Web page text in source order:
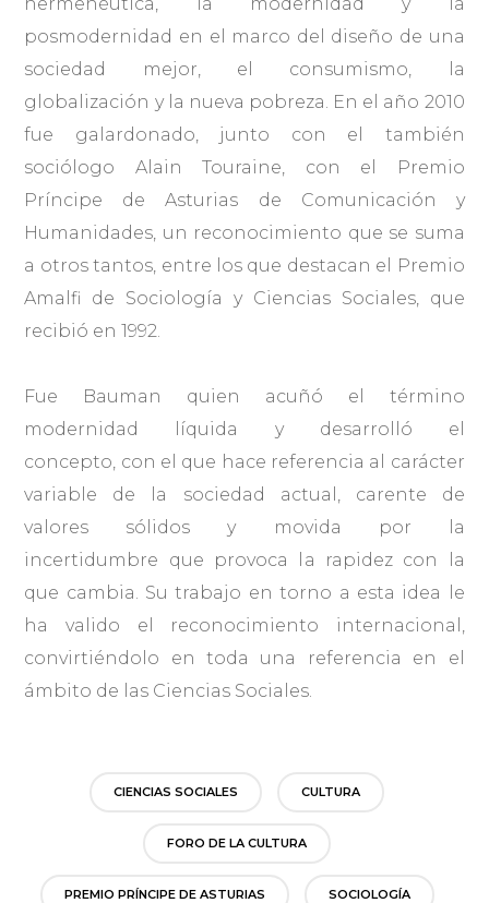
posmodernidad en el marco del diseño de una
sociedad mejor, el consumismo, la
globalización y la nueva pobreza. En el año 2010
fue galardonado, junto con el también
sociólogo Alain Touraine, con el Premio
Príncipe de Asturias de Comunicación y
Humanidades, un reconocimiento que se suma
a otros tantos, entre los que destacan el Premio
Amalfi de Sociología y Ciencias Sociales, que
recibió en 1992.
Fue Bauman quien acuñó el término
modernidad líquida y desarrolló el
concepto, con el que hace referencia al carácter
variable de la sociedad actual, carente de
valores sólidos y movida por la
incertidumbre que provoca la rapidez con la
que cambia. Su trabajo en torno a esta idea le
ha valido el reconocimiento internacional,
convirtiéndolo en toda una referencia en el
ámbito de las Ciencias Sociales.
CIENCIAS SOCIALES CULTURA
FORO DE LA CULTURA
PREMIO PRÍNCIPE DE ASTURIAS SOCIOLOGÍA